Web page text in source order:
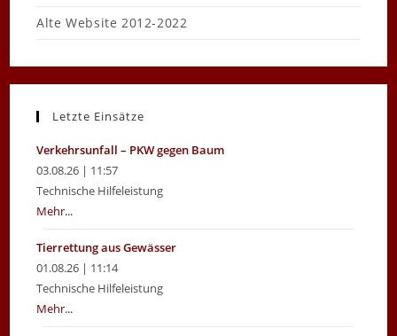
Alte Website 2012-2022
Letzte Einsätze
Verkehrsunfall – PKW gegen Baum
03.08.26 | 11:57
Technische Hilfeleistung
Mehr...
Tierrettung aus Gewässer
01.08.26 | 11:14
Technische Hilfeleistung
Mehr...